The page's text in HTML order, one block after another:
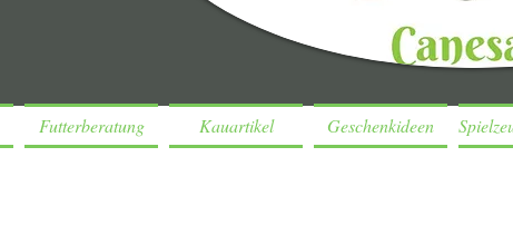
Futterberatung Kauartikel Geschenkideen